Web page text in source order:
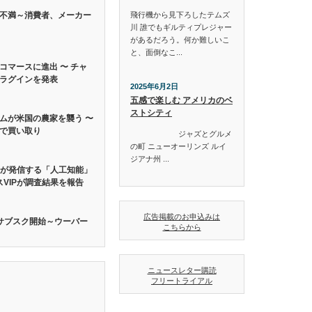
満～消費者、メーカー
マースに進出 〜 チャ
グインを発表
が米国の農家を襲う 〜
買い取り
発信する「人工知能」
VIPが調査結果を報告
ブスク開始～ウーバー
飛行機から見下ろしたテムズ
川 誰でもギルティプレジャー
があるだろう。何か難しいこ
と、面倒なこ...
2025年6月2日
五感で楽しむ アメリカのベ
ストシティ
ジャズとグルメ
の町 ニューオーリンズ ルイ
ジアナ州 ...
広告掲載のお申込みは
こちらから
ニュースレター購読
フリートライアル